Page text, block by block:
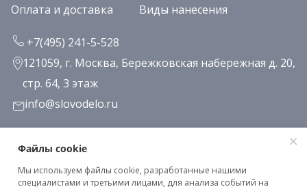
Оплата и доставка
Виды нанесения
+7(495) 241-5-528
121059, г. Москва, Бережковская набережная д. 20,
стр. 64, 3 этаж
info@slovodelo.ru
Заказать звонок
Подписаться на рассылку
Файлы cookie
Мы используем файлы cookie, разработанные нашими
специалистами и третьими лицами, для анализа событий на